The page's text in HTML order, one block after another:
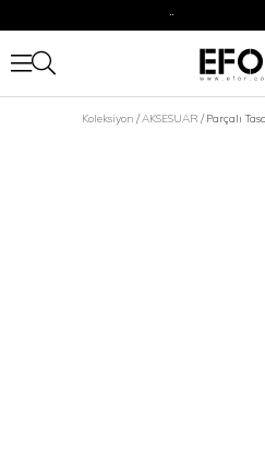
Siparişleriniz 1-3 iş günü
Koleksiyon AKSESUAR Parçalı